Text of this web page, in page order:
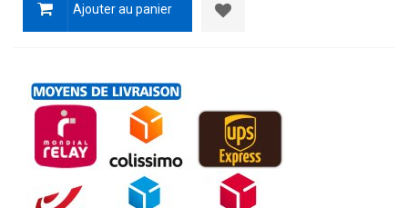
Ajouter au panier